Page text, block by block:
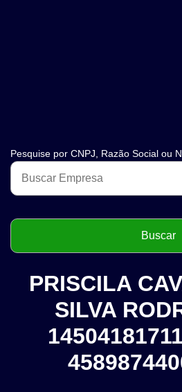
Pesquise por CNPJ, Razão Social ou
PRISCILA
SILVA